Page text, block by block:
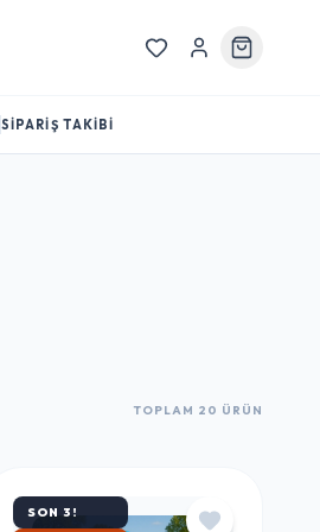
SİPARİŞ TAKİBİ
TOPLAM 20 ÜRÜN
SON 3!